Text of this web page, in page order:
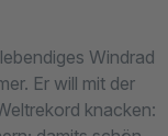
Windrad
Er will mit der
knacken: